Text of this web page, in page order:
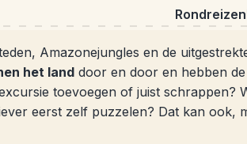
Rondreizen
Amazonejungles en de
het land door en door en hebben de
toevoegen of juist schrappen?
eerst zelf puzzelen? Dat kan ook,